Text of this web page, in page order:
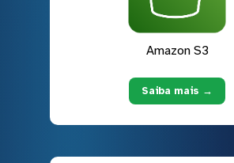
Amazon S3
Saiba mais →